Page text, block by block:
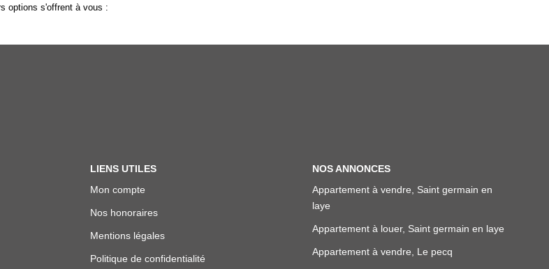
options s'offrent à vous :
LIENS UTILES
Mon compte
Nos honoraires
Mentions légales
Politique de confidentialité
NOS ANNONCES
Appartement à vendre, Saint germain en
laye
Appartement à louer, Saint germain en laye
Appartement à vendre, Le pecq